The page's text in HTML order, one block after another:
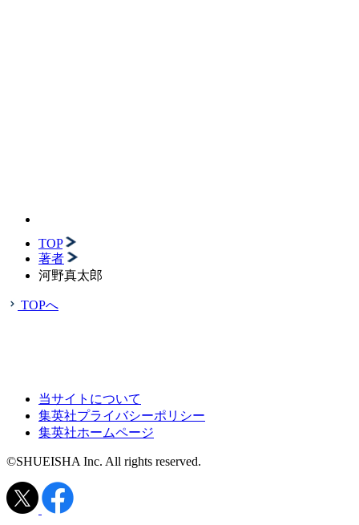
TOP
著者
河野真太郎
TOPへ
当サイトについて
集英社プライバシーポリシー
集英社ホームページ
©SHUEISHA Inc. All rights reserved.